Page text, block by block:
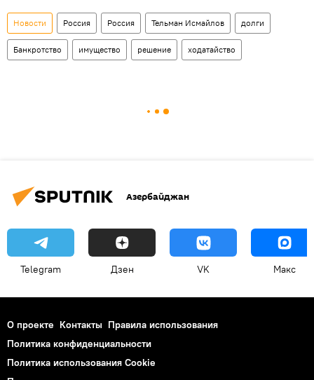
Новости Россия Россия Тельман Исмайлов долги
Банкротство имущество решение ходатайство
Азербайджан
Telegram Дзен VK Макс
О проекте Контакты Правила использования
Политика конфиденциальности
Политика использования Cookie